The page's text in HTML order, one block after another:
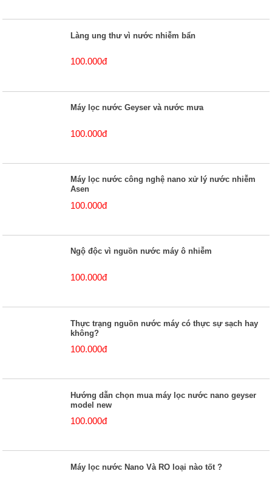
Làng ung thư vì nước nhiễm bẩn
100.000đ
Máy lọc nước Geyser và nước mưa
100.000đ
Máy lọc nước công nghệ nano xử lý nước nhiễm
Asen
100.000đ
Ngộ độc vì nguồn nước máy ô nhiễm
100.000đ
Thực trạng nguồn nước máy có thực sự sạch hay
không?
100.000đ
Hướng dẫn chọn mua máy lọc nước nano geyser
model new
100.000đ
Máy lọc nước Nano Và RO loại nào tốt ?